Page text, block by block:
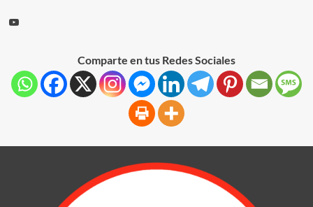
Comparte en tus Redes Sociales